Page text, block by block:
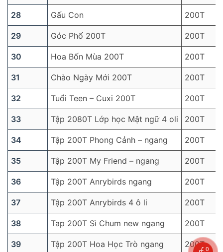
28 Gấu Con 200T
29 Góc Phố 200T 200T
30 Hoa Bốn Mùa 200T 200T
31 Chào Ngày Mới 200T 200T
32 Tuổi Teen – Cuxi 200T 200T
33 Tập 2080T Lớp học Mật ngữ 4 oli 200T
34 Tập 200T Phong Cảnh – ngang 200T
35 Tập 200T My Friend – ngang 200T
36 Tập 200T Anrybirds ngang 200T
37 Tập 200T Anrybirds 4 ô li 200T
38 Tap 200T Sì Chum new ngang 200T
39 Tập 200T Hoa Học Trò ngang 200T0